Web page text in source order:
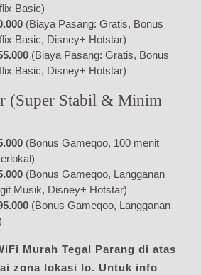
Basic)
(Biaya Pasang: Gratis, Bonus
Basic, Disney+ Hotstar)
(Biaya Pasang: Gratis, Bonus
Basic, Disney+ Hotstar)
(Super Stabil & Minim
(Bonus Gameqoo, 100 menit
(Bonus Gameqoo, Langganan
Musik, Disney+ Hotstar)
(Bonus Gameqoo, Langganan
Murah Tegal Parang di atas
zona lokasi lo. Untuk info